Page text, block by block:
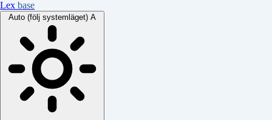
Lex base
Auto (följ systemläget) A